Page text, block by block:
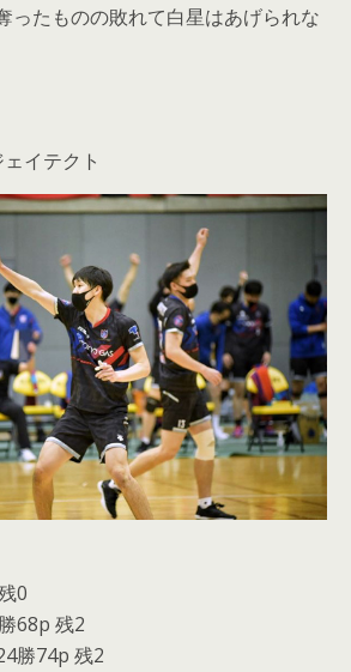
ったものの敗れて白星はあげられな
イテクト
0
68p 残2
勝74p 残2